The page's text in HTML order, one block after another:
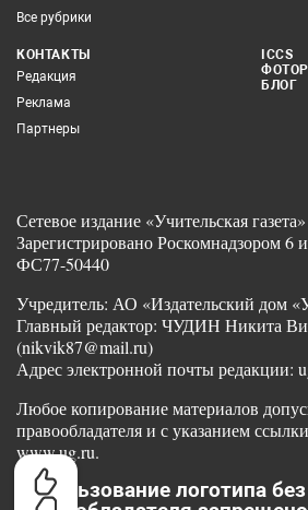
Все рубрики
КОНТАКТЫ
Редакция
Реклама
Партнеры
ICCS
БЛОГ
Сетевое издание «Учительская
Зарегистрировано Роскомнадзором 6
ФС77-50440
Учредитель: АО «Издательский дом
Главный редактор: ЧУДИН Никита
(nikvik87@mail.ru)
Адрес электронной почты редакции:
Любое копирование материалов
правообладателя и с указанием
www.ug.ru.
Использование логотипа